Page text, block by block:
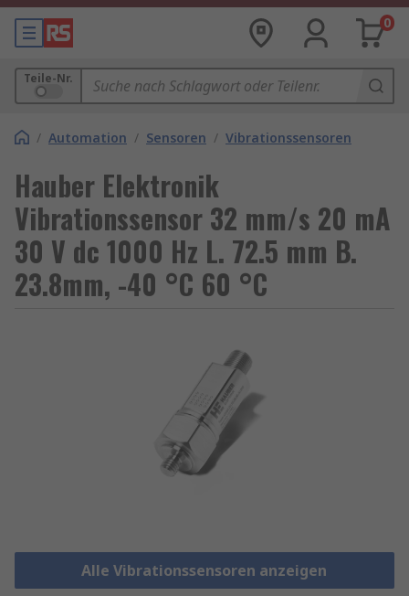
0
Teile-Nr.
/ Automation / Sensoren / Vibrationssensoren
Hauber Elektronik
Vibrationssensor 32 mm/s 20 mA
30 V dc 1000 Hz L. 72.5 mm B.
23.8mm, -40 °C 60 °C
Alle Vibrationssensoren anzeigen